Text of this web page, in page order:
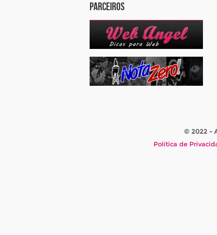
Parceiros
© 2022 -
Política de